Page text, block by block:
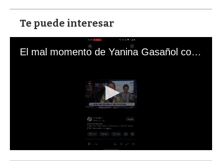
Te puede interesar
El mal momento de Yanina Gasañol con un hincha argentino en "Subrayado"